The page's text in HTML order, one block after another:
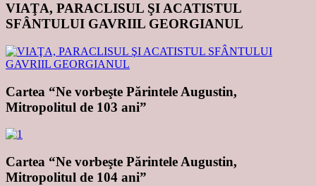
VIAŢA, PARACLISUL ŞI ACATISTUL
SFÂNTULUI GAVRIIL GEORGIANUL
Cartea “Ne vorbeşte Părintele Augustin,
Mitropolitul de 103 ani”
Cartea “Ne vorbeşte Părintele Augustin,
Mitropolitul de 104 ani”